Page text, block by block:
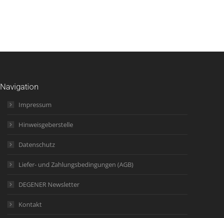
Navigation
Impressum
Hinweisgeberstelle
Datenschutz
Liefer- und Zahlungsbedingungen (AGB)
DEGENER Newsletter
Kontakt